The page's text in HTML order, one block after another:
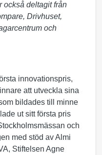
också deltagit från
Drivhuset,
och
innovationspris,
att utveckla sina
bildades till minne
ut sitt första pris
och
med stöd av Almi
Stiftelsen Agne